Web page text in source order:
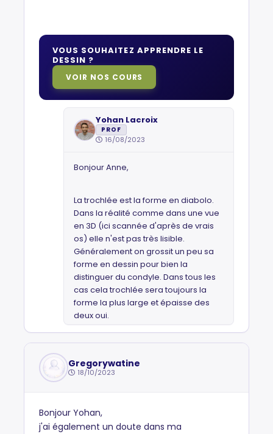
VOUS SOUHAITEZ APPRENDRE LE
DESSIN ?
VOIR NOS COURS
Yohan Lacroix
PROF
16/08/2023
Bonjour Anne,
La trochlée est la forme en diabolo.
Dans la réalité comme dans une vue
en 3D (ici scannée d'après de vrais
os) elle n'est pas très lisible.
Généralement on grossit un peu sa
forme en dessin pour bien la
distinguer du condyle. Dans tous les
cas cela trochlée sera toujours la
forme la plus large et épaisse des
deux oui.
Gregorywatine
18/10/2023
Bonjour Yohan,
j'ai également un doute dans ma